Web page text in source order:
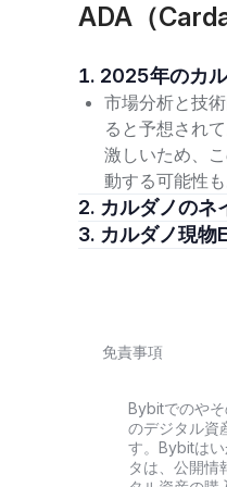
カルダノのネイティ
ポートしています。
を可能にします。
号資産となってお
金融（DeFi）、非
す。
カルダノの技
カルダノの技術的特
カルダノ（ADA）は「
分散化とスケーラ
られやすくなりま
スアルゴリズムは
の、よりランダム
ADA（
1. 2025年のカ
市場分析と技
ると予想され
激しいため、
動する可能性も
2. カルダノの
3. カルダノ現
免責事項
Bybitでのや
のデジタル資
す。Bybitは
タは、公開情